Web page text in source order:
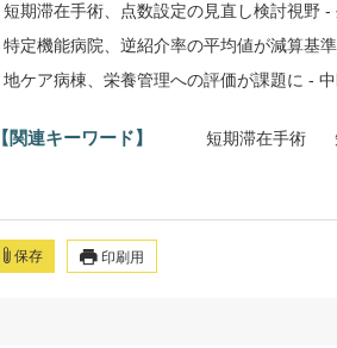
短期滞在手術、点数設定の見直し検討視
特定機能病院、逆紹介率の平均値が減算
地ケア病棟、栄養管理への評価が課題に -
【関連キーワード】 短期滞在手術
保存 印刷用